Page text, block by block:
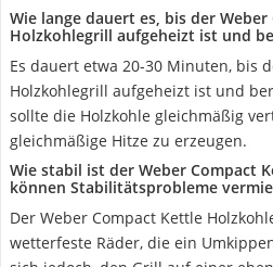
Wie lange dauert es, bis der
Holzkohlegrill aufgeheizt ist und
Es dauert etwa 20-30 Minuten, bis
Holzkohlegrill aufgeheizt ist und
sollte die Holzkohle gleichmäßig
gleichmäßige Hitze zu erzeugen.
Wie stabil ist der Weber Compact
können Stabilitätsprobleme
Der Weber Compact Kettle
wetterfeste Räder, die ein